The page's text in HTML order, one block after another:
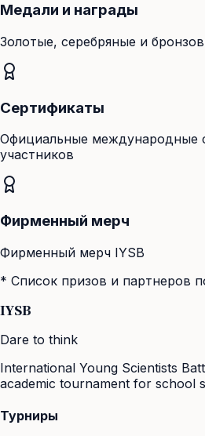
Медали и награды
Золотые, серебряные и
Сертификаты
Официальные международные
участников
Фирменный мерч
Фирменный мерч IYSB
* Список призов и партнеров
IYSB
Dare to think
International Young Scientists
academic tournament for school
Турниры